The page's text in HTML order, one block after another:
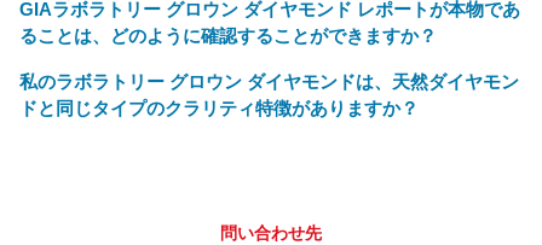
GIAラボラトリー グロウン ダイヤモンド レポートが本物であ
ることは、どのように確認することができますか？
私のラボラトリー グロウン ダイヤモンドは、天然ダイヤモン
ドと同じタイプのクラリティ特徴がありますか？
問い合わせ先